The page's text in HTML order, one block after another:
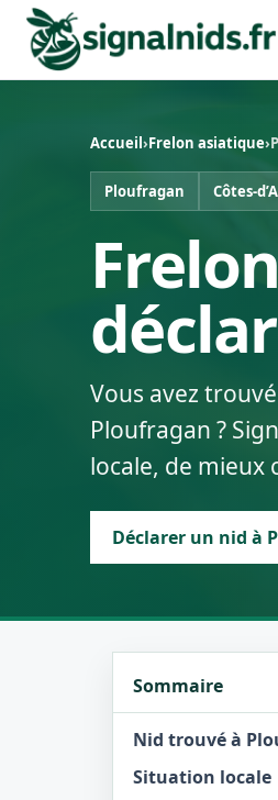
Accueil›Frelon asiatique›
Ploufragan Côtes-
Vous avez
Ploufragan ?
locale, de mieux
Déclarer un nid à
Sommaire
Nid trouvé à
Situation locale